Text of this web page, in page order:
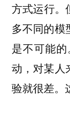
方式运行
多不同的模
是不可能
动，对某人
验就很差。